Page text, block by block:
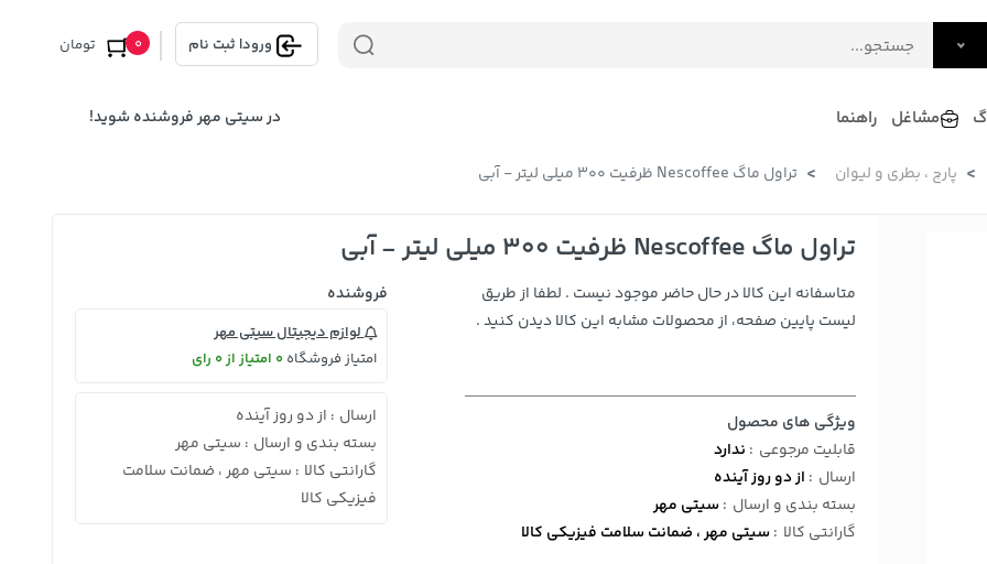
ورود| ثبت نام تومان 0
فرآورده های لبنی
دکوراسیون داخلی و تزئینی
لوازم حیوانات خانگی
مشاغل راهنما در سیتی مهر فروشنده شوید!
پارچ ، بطری و لیوان تراول ماگ Nescoffee ظرفیت 300 میلی لیتر - آبی
تراول ماگ Nescoffee ظرفیت 300 میلی لیتر - آبی
متاسفانه این کالا در حال حاضر موجود نیست . لطفا از طریق
لیست پایین صفحه، از محصولات مشابه این کالا دیدن کنید .
ویژگی های محصول
قابلیت مرجوعی : ندارد
ارسال : از دو روز آینده
بسته بندی و ارسال :سیتی مهر
گارانتی کالا :سیتی مهر ، ضمانت سلامت فیزیکی کالا
فروشنده
لوازم دیجیتال سیتی مهر
امتیاز فروشگاه0 امتیاز از 0 رای
ارسال : از دو روز آینده
بسته بندی و ارسال : سیتی مهر
گارانتی کالا : سیتی مهر ، ضمانت سلامت
فیزیکی کالا